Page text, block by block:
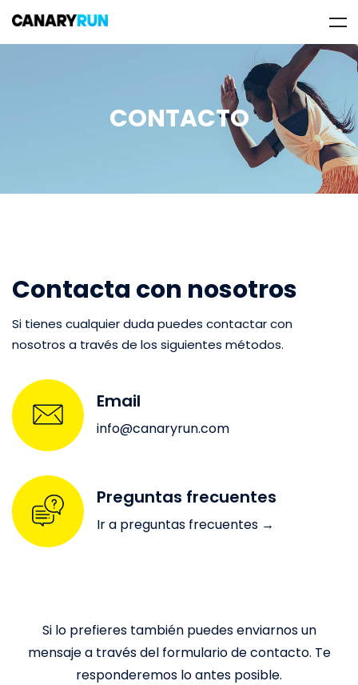
CONTACTO
Contacta con nosotros
Si tienes cualquier duda puedes contactar con
nosotros a través de los siguientes métodos.
Email
info@canaryrun.com
Preguntas frecuentes
Ir a preguntas frecuentes →
Si lo prefieres también puedes enviarnos un
mensaje a través del formulario de contacto. Te
responderemos lo antes posible.